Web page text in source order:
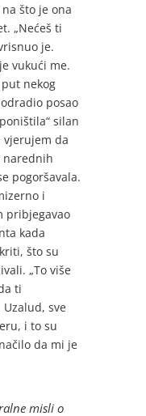
što je ona
„Nećeš ti
je.
vukući me.
nekog
posao
silan
da
narednih
pogoršavala.
i
pribjegavao
kada
što su
„To više
ti
sve
i to su
da mi je
misli o